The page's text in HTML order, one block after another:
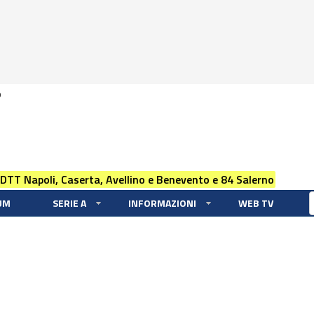
Napoli, Caserta, Avellino e Benevento e 84 Salerno
SERIE A INFORMAZIONI WEB TV